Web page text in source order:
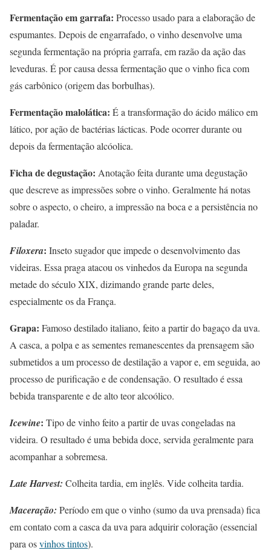
Fermentação em garrafa: Processo usado para a elaboração de
espumantes. Depois de engarrafado, o vinho desenvolve uma
segunda fermentação na própria garrafa, em razão da ação das
leveduras. É por causa dessa fermentação que o vinho fica com
gás carbônico (origem das borbulhas).
Fermentação malolática: É a transformação do ácido málico em
lático, por ação de bactérias lácticas. Pode ocorrer durante ou
depois da fermentação alcóolica.
Ficha de degustação: Anotação feita durante uma degustação
que descreve as impressões sobre o vinho. Geralmente há notas
sobre o aspecto, o cheiro, a impressão na boca e a persistência no
paladar.
Filoxera: Inseto sugador que impede o desenvolvimento das
videiras. Essa praga atacou os vinhedos da Europa na segunda
metade do século XIX, dizimando grande parte deles,
especialmente os da França.
Grapa: Famoso destilado italiano, feito a partir do bagaço da uva.
A casca, a polpa e as sementes remanescentes da prensagem são
submetidos a um processo de destilação a vapor e, em seguida, ao
processo de purificação e de condensação. O resultado é essa
bebida transparente e de alto teor alcoólico.
Icewine: Tipo de vinho feito a partir de uvas congeladas na
videira. O resultado é uma bebida doce, servida geralmente para
acompanhar a sobremesa.
Late Harvest: Colheita tardia, em inglês. Vide colheita tardia.
Maceração: Período em que o vinho (sumo da uva prensada) fica
em contato com a casca da uva para adquirir coloração (essencial
para osvinhos tintos).